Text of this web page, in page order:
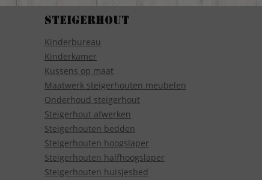
Steigerhout
Kinderbureau
Kinderkamer
Kussens op maat
Maatwerk steigerhouten meubelen
Onderhoud steigerhout
Steigerhout afwerken
Steigerhouten bedden
Steigerhouten hoogslaper
Steigerhouten halfhoogslaper
Steigerhouten huisjesbed